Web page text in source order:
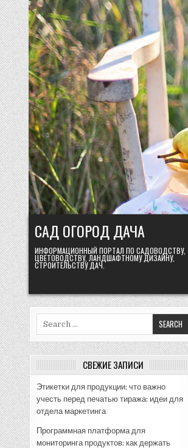
Skip
to
content
САД ОГОРОД ДАЧА
ИНФОРМАЦИОННЫЙ ПОРТАЛ ПО САДОВОДСТВУ,
ЦВЕТОВОДСТВУ, ЛАНДШАФТНОМУ ДИЗАЙНУ,
СТРОИТЕЛЬСТВУ ДАЧ.
СВЕЖИЕ ЗАПИСИ
Этикетки для продукции: что важно
учесть перед печатью тиража: идеи для
отдела маркетинга
Программная платформа для
мониторинга продуктов: как держать